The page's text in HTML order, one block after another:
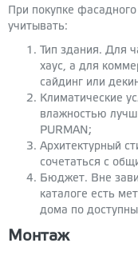
При покупке
учитывать:
Тип здания. Для
хаус, а для
сайдинг или
Климатические
влажностью
PURMAN;
Архитектурный
сочетаться с
Бюджет. Вне
каталоге есть
дома по
Монтаж